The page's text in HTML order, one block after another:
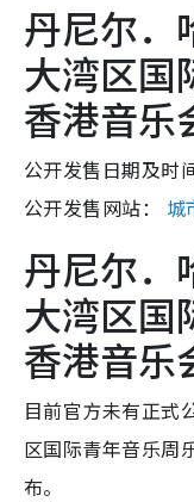
丹尼尔．
大湾区国
香港音乐
公开发售日期及时
公开发售网站： 城
丹尼尔．
大湾区国
香港音乐
目前官方未有正式
区国际青年音乐周
布。